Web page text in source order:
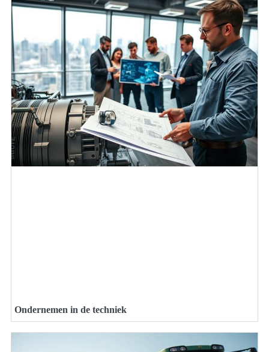
Ondernemen in de techniek